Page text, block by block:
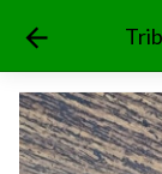
arrow_back